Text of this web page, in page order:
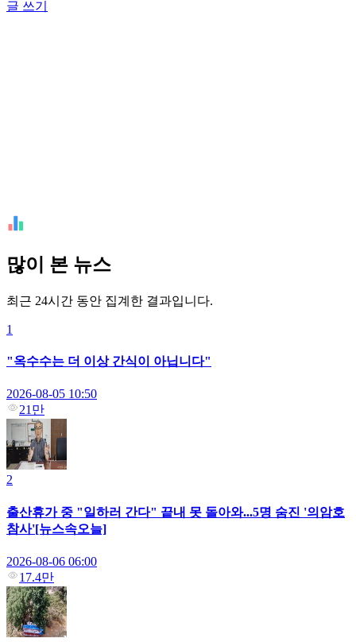
글 쓰기
많이 본 뉴스
최근 24시간 동안 집계한 결과입니다.
1
"옥수수는 더 이상 간식이 아닙니다"
2026-08-05 10:50
21만
2
출산휴가 중 "일하러 간다" 끝내 못 돌아와...5명 숨진 '의암호
참사'[뉴스속오늘]
2026-08-06 06:00
17.4만